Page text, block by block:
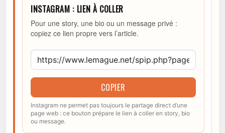
INSTAGRAM : LIEN À COLLER
Pour une story, une bio ou un message privé :
copiez ce lien propre vers l’article.
COPIER
Instagram ne permet pas toujours le partage direct d’une
page web : ce bouton prépare le lien à coller en story, bio
ou message.